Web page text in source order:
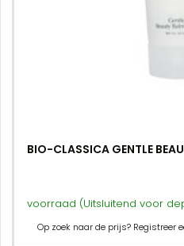
BIO-CLASSICA GENTLE
voorraad (Uitsluitend voor
Op zoek naar de prijs? Registreer